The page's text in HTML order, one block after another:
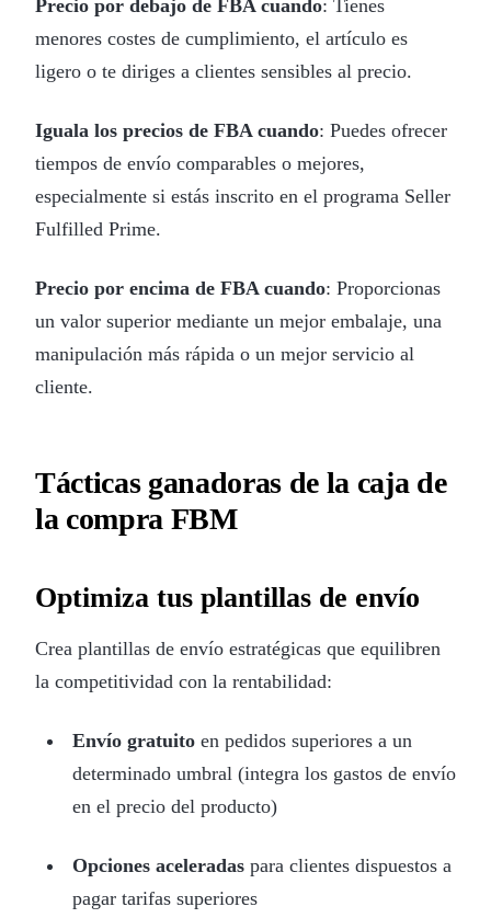
Precio por debajo de FBA cuando: Tienes
menores costes de cumplimiento, el artículo es
ligero o te diriges a clientes sensibles al precio.
Iguala los precios de FBA cuando: Puedes ofrecer
tiempos de envío comparables o mejores,
especialmente si estás inscrito en el programa Seller
Fulfilled Prime.
Precio por encima de FBA cuando: Proporcionas
un valor superior mediante un mejor embalaje, una
manipulación más rápida o un mejor servicio al
cliente.
Tácticas ganadoras de la caja de
la compra FBM
Optimiza tus plantillas de envío
Crea plantillas de envío estratégicas que equilibren
la competitividad con la rentabilidad:
Envío gratuitoen pedidos superiores a un
determinado umbral (integra los gastos de envío
en el precio del producto)
Opciones aceleradaspara clientes dispuestos a
pagar tarifas superiores